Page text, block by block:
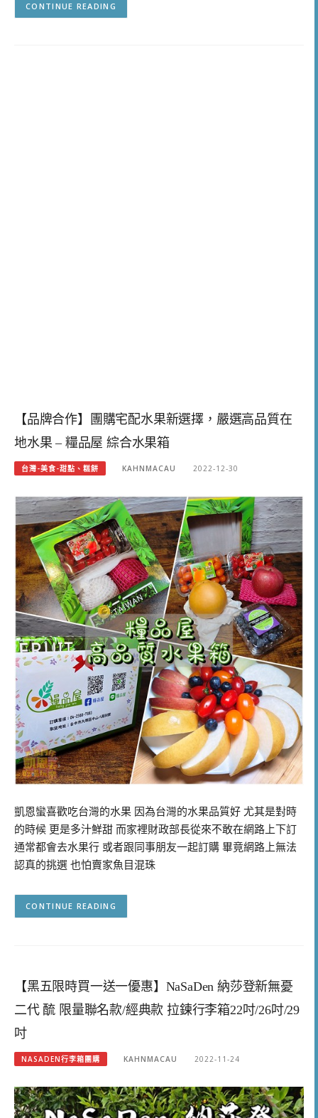
CONTINUE READING
【品牌合作】團購宅配水果新選擇，嚴選高品質在
地水果 – 糧品屋 綜合水果箱
台灣-美食-甜點、糕餅 KAHNMACAU 2022-12-30
凱恩蠻喜歡吃台灣的水果 因為台灣的水果品質好 尤其是對時
的時候 更是多汁鮮甜 而家裡財政部長從來不敢在網路上下訂
通常都會去水果行 或者跟同事朋友一起訂購 畢竟網路上無法
認真的挑選 也怕賣家魚目混珠
CONTINUE READING
【黑五限時買一送一優惠】NaSaDen 納莎登新無憂
二代 酼 限量聯名款/經典款 拉鍊行李箱22吋/26吋/29
吋
NASADEN行李箱團購 KAHNMACAU 2022-11-24